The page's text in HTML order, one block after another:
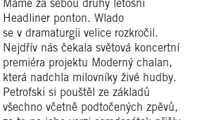
Máme za sebou druhý letošní
Headliner ponton. Wlado
se v dramaturgii velice rozkročil.
Nejdřív nás čekala světová koncertní
premiéra projektu Moderný chalan,
která nadchla milovníky živé hudby.
Petrofski si pouštěl ze základů
všechno včetně podtočených zpěvů,